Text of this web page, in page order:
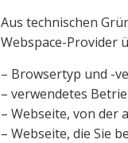
Aus technischen
Webspace-Provider
– Browsertyp und -
– verwendetes
– Webseite, von der
– Webseite, die Sie